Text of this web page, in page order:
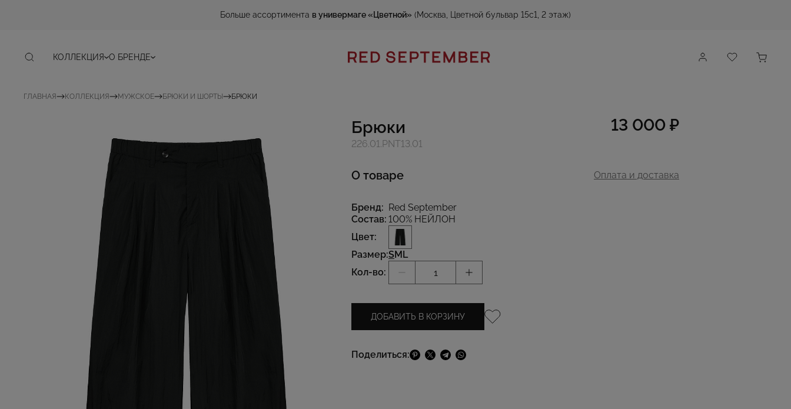
Больше ассортимента в универмаге «Цветной» (Москва, Цветной бульвар 15с1, 2 этаж)
КОЛЛЕКЦИЯ О БРЕНДЕ
ГЛАВНАЯ КОЛЛЕКЦИЯ МУЖСКОЕ БРЮКИ И ШОРТЫ БРЮКИ
Брюки
226.01.PNT13.01
13 000 ₽
О товаре Оплата и доставка
Бренд: Red September
Состав: 100% НЕЙЛОН
Цвет:
Размер:SML
Кол-во:
ДОБАВИТЬ В КОРЗИНУ
Поделиться: